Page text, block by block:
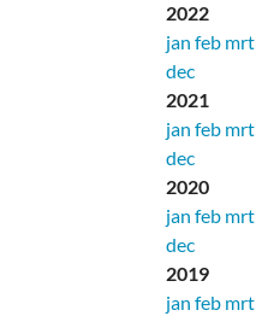
2022
jan feb mrt
dec
2021
jan feb mrt
dec
2020
jan feb mrt
dec
2019
jan feb mrt